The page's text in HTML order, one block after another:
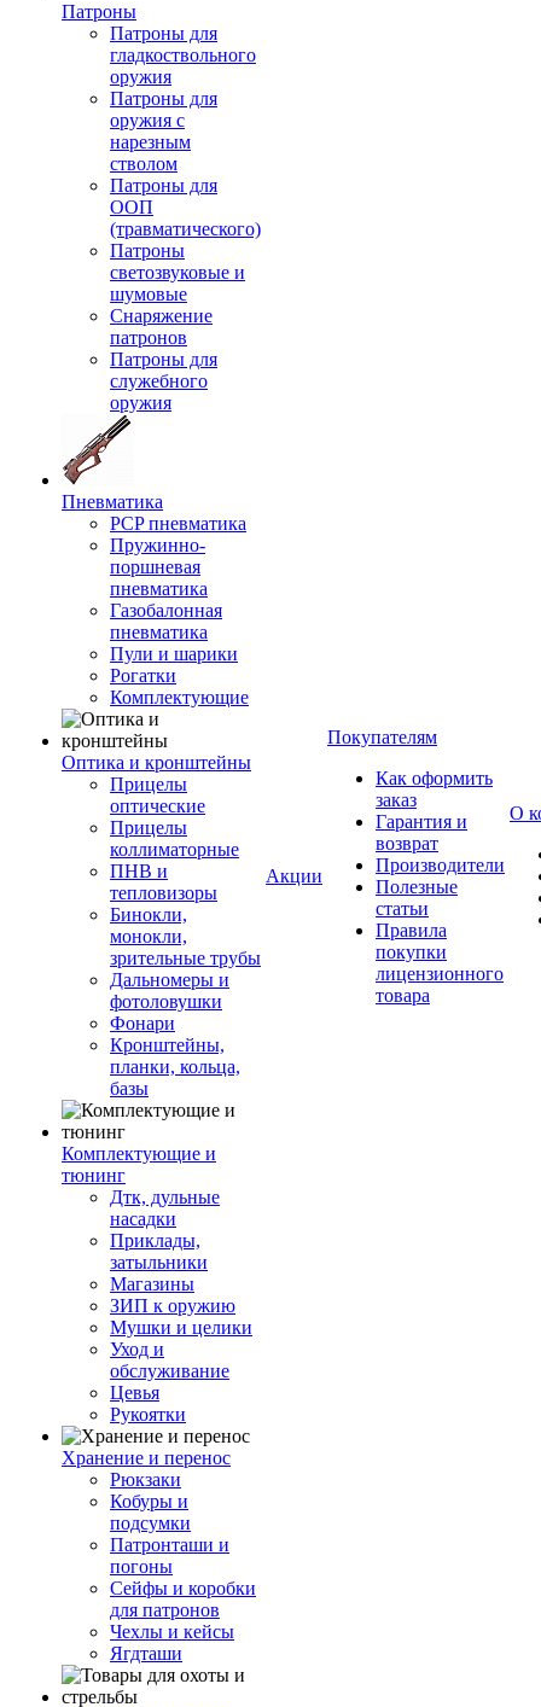
Патроны
Патроны для
гладкоствольного
оружия
Патроны для
оружия с
нарезным
стволом
Патроны для
ООП
(травматического)
Патроны
светозвуковые и
шумовые
Снаряжение
патронов
Патроны для
служебного
оружия
Пневматика
PCP пневматика
Пружинно-
поршневая
пневматика
Газобалонная
пневматика
Пули и шарики
Рогатки
Комплектующие
Оптика и кронштейны
Прицелы
оптические
Прицелы
коллиматорные
ПНВ и
тепловизоры
Бинокли,
монокли,
зрительные трубы
Дальномеры и
фотоловушки
Фонари
Кронштейны,
планки, кольца,
базы
Комплектующие и
тюнинг
Дтк, дульные
насадки
Приклады,
затыльники
Магазины
ЗИП к оружию
Мушки и целики
Уход и
обслуживание
Цевья
Рукоятки
Хранение и перенос
Рюкзаки
Кобуры и
подсумки
Патронташи и
погоны
Сейфы и коробки
для патронов
Чехлы и кейсы
Ягдташи
Акции
Покупателям
Как оформить
заказ
Гарантия и
возврат
Производители
Полезные
статьи
Правила
покупки
лицензионного
товара
О